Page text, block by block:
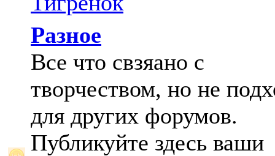
Разное
Все что свзяано с
творчеством, но не
для других форумов.
Публикуйте здесь ваши